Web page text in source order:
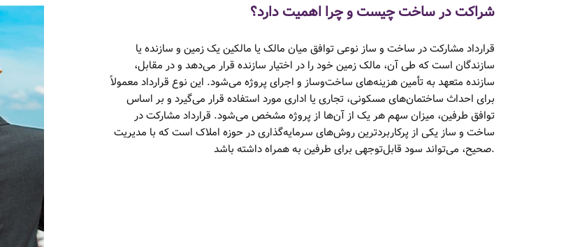
شراکت در ساخت چیست و چرا اهمیت دارد؟
قرارداد مشارکت در ساخت و ساز نوعی توافق میان مالک یا مالکین یک زمین و سازنده یا
سازندگان است که طی آن، مالک زمین خود را در اختیار سازنده قرار می‌دهد و در مقابل،
سازنده متعهد به تأمین هزینه‌های ساخت‌وساز و اجرای پروژه می‌شود. این نوع قرارداد معمولاً
برای احداث ساختمان‌های مسکونی، تجاری یا اداری مورد استفاده قرار می‌گیرد و بر اساس
توافق طرفین، میزان سهم هر یک از آن‌ها از پروژه مشخص می‌شود. قرارداد مشارکت در
ساخت و ساز یکی از پرکاربردترین روش‌های سرمایه‌گذاری در حوزه املاک است که با مدیریت
صحیح، می‌تواند سود قابل‌توجهی برای طرفین به همراه داشته باشد.